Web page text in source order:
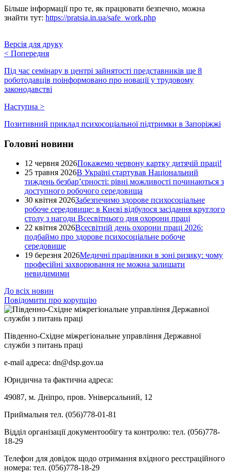
Більше інформації про те, як працювати безпечно, можна
знайти тут: https://pratsia.in.ua/safe_work.php
Версія для друку
< Попередня
Під час семінару в центрі зайнятості представників ще 8
роботодавців поінформовано про новації у трудовому
законодавстві
Наступна >
Позитивний приклад психосоціальної підтримки в Запоріжжі
Головні новини
12 червня 2026Покажемо червону картку дитячій праці!
25 травня 2026В Україні стартував Національний
тиждень безбар’єрності: рівні можливості починаються з
доступного робочого середовища
30 квітня 2026Забезпечимо здорове психосоціальне
робоче середовище: в Києві відбулося засідання круглого
столу з нагоди Всесвітнього дня охорони праці
22 квітня 2026Всесвітній день охорони праці 2026:
подбаймо про здорове психосоціальне робоче
середовище
19 березня 2026Медичні працівники в зоні ризику: чому
професійні захворювання не можна залишати
невидимими
До всіх новин
Повідомити про корупцію
Південно-Східне міжрегіональне управління Державної
служби з питань праці
e-mail адреса: dn@dsp.gov.ua
Юридична та фактична адреса:
49087, м. Дніпро, пров. Універсальний, 12
Приймальня тел. (056)778-01-81
Відділ організації документообігу та контролю: тел. (056)778-
18-29
Телефон для довідок щодо отримання вхідного реєстраційного
номера: тел. (056)778-18-29